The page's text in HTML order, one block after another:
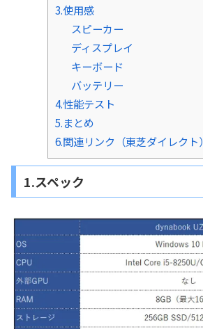
3.使用感
スピーカー
ディスプレイ
キーボード
バッテリー
4.性能テスト
5.まとめ
6.関連リンク（東芝ダイレクト）
1.スペック